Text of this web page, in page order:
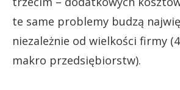
te same problemy budzą
niezależnie od wielkości firmy
makro przedsiębiorstw).